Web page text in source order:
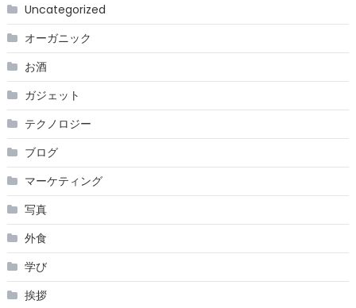
Uncategorized
オーガニック
お酒
ガジェット
テクノロジー
ブログ
マーケティング
写真
外食
学び
挨拶